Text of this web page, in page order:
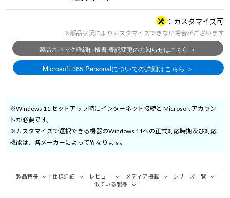
カスタマイズ可
※部品状況によりカスタマイズできない場合がございます
※Windows 11 セットアップ時にインターネット接続と Microsoft アカウン
トが必要です。
※カスタマイズで選択できる機器のWindows 11への正式対応時期及び対応
機能は、各メーカーによって異なります。
製品特長 仕様詳細 レビュー メディア掲載
シリーズ一覧
似ている製品